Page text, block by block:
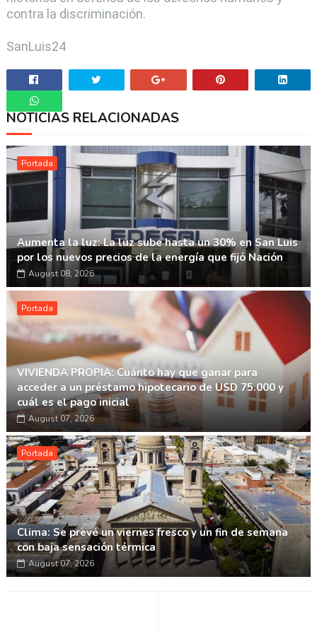
contra la discriminación.
SanLuis24
Whatsapp
NOTICIAS RELACIONADAS
Portada
Aumenta la luz: La luz sube hasta un 30% en San Luis
por los nuevos precios de la energía que fijó Nación
August 08, 2026
Portada
VIVIENDA PROPIA: Cuánto hay que ganar para
acceder a un préstamo hipotecario de USD 75.000 y
cuál es el pago inicial
August 07, 2026
Portada
Clima: Se prevé un viernes fresco y un fin de semana
con baja sensación térmica
August 07, 2026